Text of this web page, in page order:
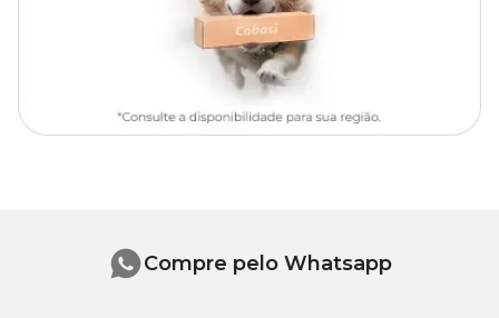
Frontline Topspot para cães: indicações
O produto é indicado somente para uso tópico, ou seja, para ser
aplicado apenas na pele do animal. É recomendado usar em cães a
Qual a validade do Frontline Topspot para cães entre 10
Compre pelo Whatsapp